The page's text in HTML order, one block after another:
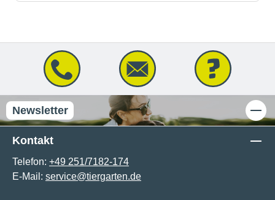
Newsletter
Kontakt
Telefon: +49 251/7182-174
E-Mail: service@tiergarten.de